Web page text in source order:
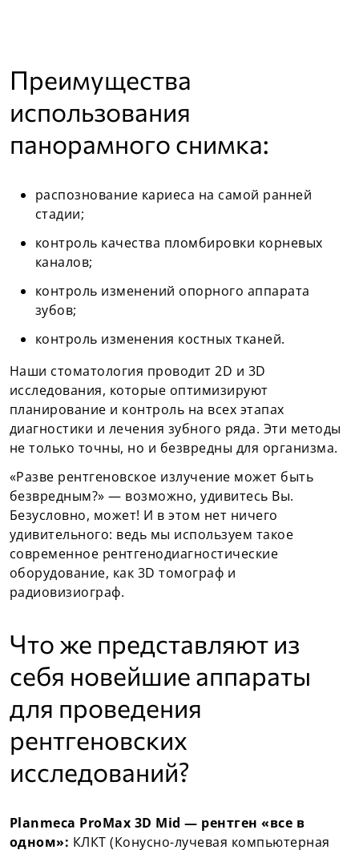
Преимущества
использования
панорамного снимка:
распознование кариеса на самой ранней
стадии;
контроль качества пломбировки корневых
каналов;
контроль изменений опорного аппарата
зубов;
контроль изменения костных тканей.
Наши стоматология проводит 2D и 3D
исследования, которые оптимизируют
планирование и контроль на всех этапах
диагностики и лечения зубного ряда. Эти методы
не только точны, но и безвредны для организма.
«Разве рентгеновское излучение может быть
безвредным?» — возможно, удивитесь Вы.
Безусловно, может! И в этом нет ничего
удивительного: ведь мы используем такое
современное рентгенодиагностические
оборудование, как 3D томограф и
радиовизиограф.
Что же представляют из
себя новейшие аппараты
для проведения
рентгеновских
исследований?
Planmeca ProMax 3D Mid — рентген «все в
одном»: КЛКТ (Конусно-лучевая компьютерная